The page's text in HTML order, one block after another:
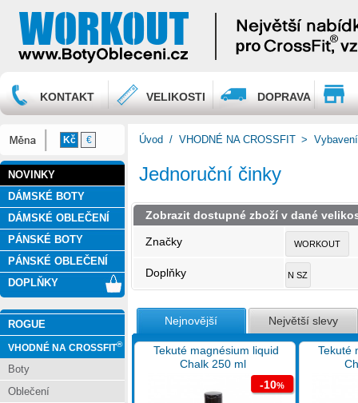
KONTAKT VELIKOSTI DOPRAVA
Kč €
NOVINKY
DÁMSKÉ BOTY
DÁMSKÉ OBLEČENÍ
PÁNSKÉ BOTY
PÁNSKÉ OBLEČENÍ
DOPLŇKY
ROGUE
VHODNÉ NA CROSSFIT®
Boty
Oblečení
Úvod / VHODNÉ NA CROSSFIT > Vybavení
Jednoruční činky
Zobrazit dostupné zboží v dané
Značky WORKOUT
Doplňky N SZ
Nejnovější Největší slevy
-10%
Tekuté magnésium liquid
Chalk 250 ml
Tekuté